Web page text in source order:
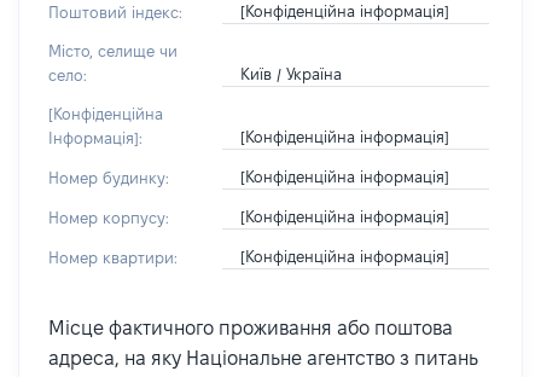
Поштовий індекс: [Конфіденційна інформація]
Місто, селище чи
село:
Київ / Україна
[Конфіденційна
Інформація]:
[Конфіденційна інформація]
Номер будинку: [Конфіденційна інформація]
Номер корпусу: [Конфіденційна інформація]
Номер квартири: [Конфіденційна інформація]
Місце фактичного проживання або поштова
адреса, на яку Національне агентство з питань